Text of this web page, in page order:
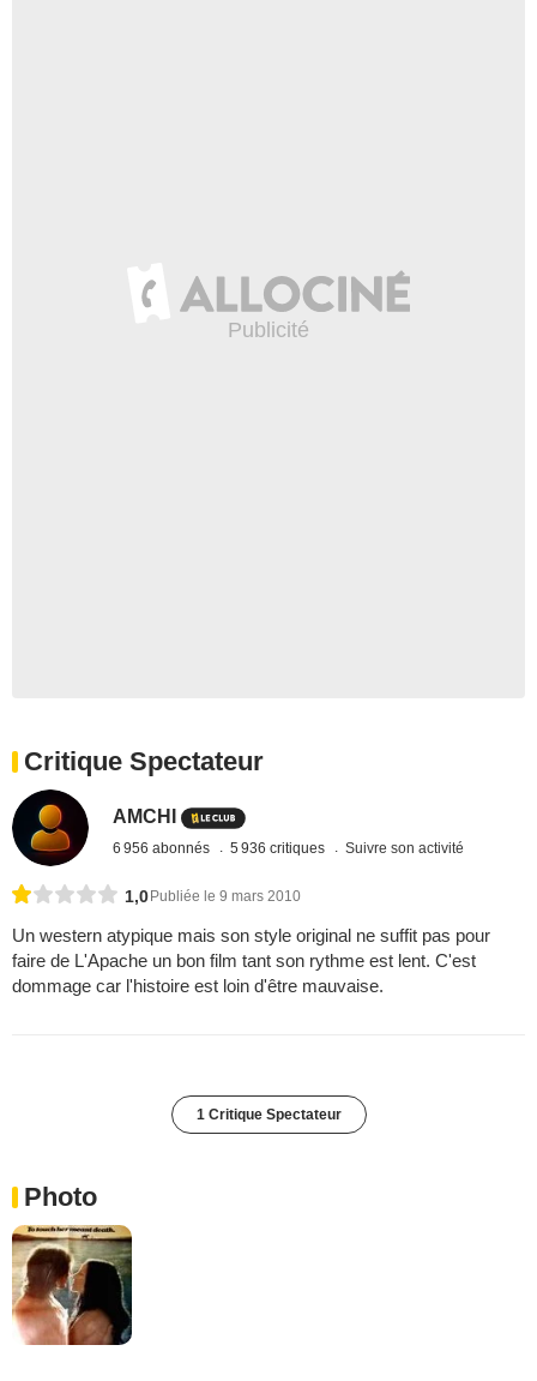
Critique Spectateur
AMCHI
6 956 abonnés 5 936 critiques Suivre son activité
1,0 Publiée le 9 mars 2010
Un western atypique mais son style original ne suffit pas pour
faire de L'Apache un bon film tant son rythme est lent. C'est
dommage car l'histoire est loin d'être mauvaise.
1 Critique Spectateur
Photo